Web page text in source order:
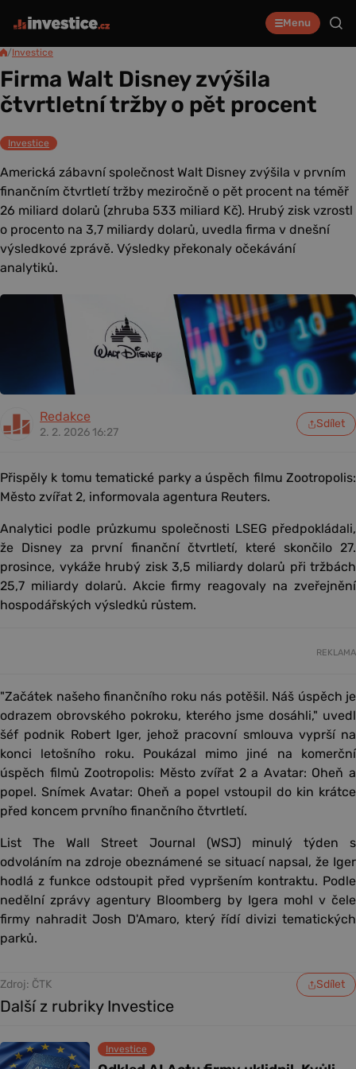
Menu
/Investice
Firma Walt Disney zvýšila
čtvrtletní tržby o pět procent
Investice
Americká zábavní společnost Walt Disney zvýšila v prvním
finančním čtvrtletí tržby meziročně o pět procent na téměř
26 miliard dolarů (zhruba 533 miliard Kč). Hrubý zisk vzrostl
o procento na 3,7 miliardy dolarů, uvedla firma v dnešní
výsledkové zprávě. Výsledky překonaly očekávání
analytiků.
Redakce
2. 2. 2026 16:27
Sdílet
Přispěly k tomu tematické parky a úspěch filmu Zootropolis:
Město zvířat 2, informovala agentura Reuters.
Analytici podle průzkumu společnosti LSEG předpokládali,
že Disney za první finanční čtvrtletí, které skončilo 27.
prosince, vykáže hrubý zisk 3,5 miliardy dolarů při tržbách
25,7 miliardy dolarů. Akcie firmy reagovaly na zveřejnění
hospodářských výsledků růstem.
REKLAMA
"Začátek našeho finančního roku nás potěšil. Náš úspěch je
odrazem obrovského pokroku, kterého jsme dosáhli," uvedl
šéf podnik Robert Iger, jehož pracovní smlouva vyprší na
konci letošního roku. Poukázal mimo jiné na komerční
úspěch filmů Zootropolis: Město zvířat 2 a Avatar: Oheň a
popel. Snímek Avatar: Oheň a popel vstoupil do kin krátce
před koncem prvního finančního čtvrtletí.
List The Wall Street Journal (WSJ) minulý týden s
odvoláním na zdroje obeznámené se situací napsal, že Iger
hodlá z funkce odstoupit před vypršením kontraktu. Podle
nedělní zprávy agentury Bloomberg by Igera mohl v čele
firmy nahradit Josh D'Amaro, který řídí divizi tematických
parků.
Zdroj: ČTK Sdílet
Další z rubriky Investice
Investice